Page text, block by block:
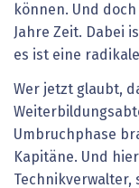
können. Und
Jahre Zeit. Dabei
es ist eine
Wer jetzt glaubt,
Umbruchphase
Kapitäne. Und
Technikverwalter,